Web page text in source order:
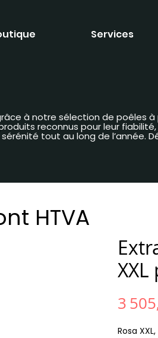
Services
XXL
3
Rosa
à notre sélection de poêles
reconnus pour leur
tout au long de l’année.
HTVA